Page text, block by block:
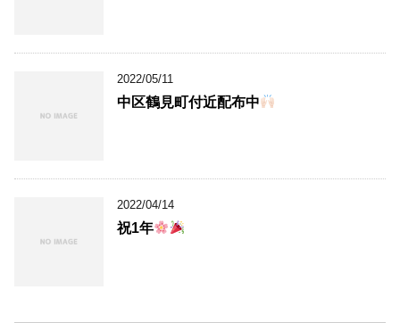
2022/05/11
中区鶴見町付近配布中
2022/04/14
祝1年